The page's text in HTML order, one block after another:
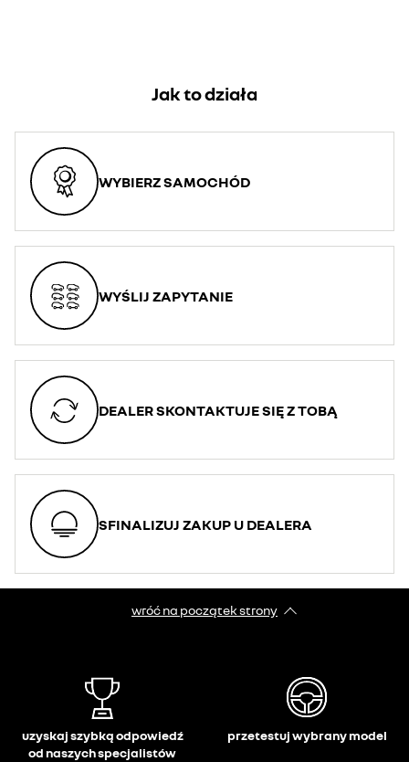
Jak to działa
WYBIERZ SAMOCHÓD
WYŚLIJ ZAPYTANIE
DEALER SKONTAKTUJE SIĘ Z TOBĄ
SFINALIZUJ ZAKUP U DEALERA
wróć na początek strony
uzyskaj szybką odpowiedź
od naszych specjalistów
przetestuj wybrany model